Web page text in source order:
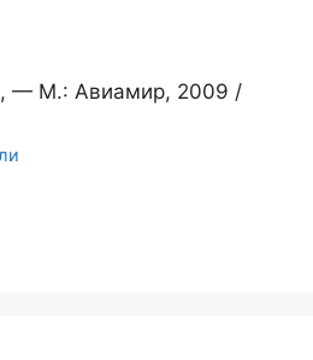
— М.: Авиамир, 2009 /